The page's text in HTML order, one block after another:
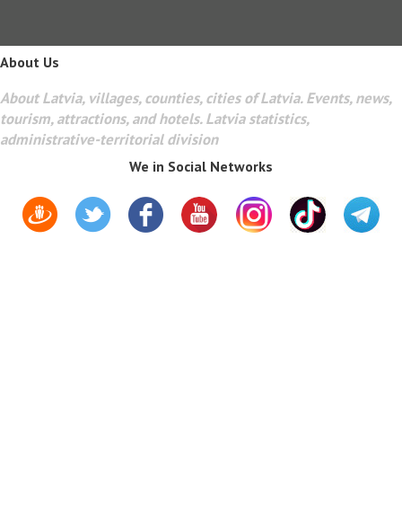
About Us
About Latvia, villages, counties, cities of Latvia. Events, news,
tourism, attractions, and hotels. Latvia statistics,
administrative-territorial division
We in Social Networks